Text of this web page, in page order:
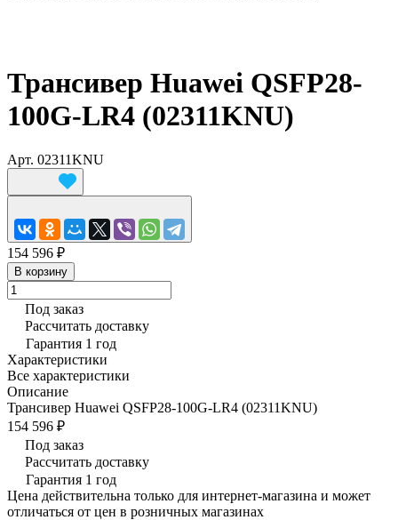
Трансивер Huawei QSFP28-
100G-LR4 (02311KNU)
Арт. 02311KNU
154 596 ₽
В корзину
Под заказ
Рассчитать доставку
Гарантия 1 год
Характеристики
Все характеристики
Описание
Трансивер Huawei QSFP28-100G-LR4 (02311KNU)
154 596 ₽
Под заказ
Рассчитать доставку
Гарантия 1 год
Цена действительна только для интернет-магазина и может
отличаться от цен в розничных магазинах